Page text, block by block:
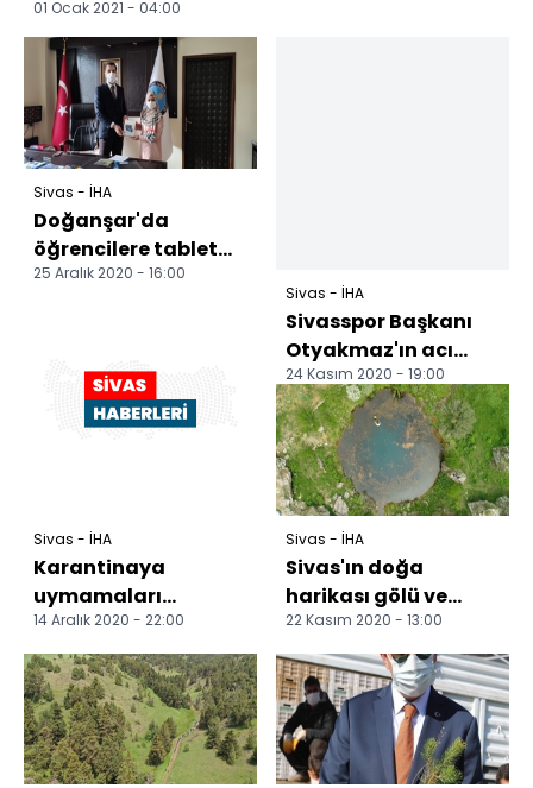
01 Ocak 2021 - 04:00
Sivas - İHA
Doğanşar'da
öğrencilere tablet
dağıtıldı Sivas'ın
25 Aralık 2020 - 16:00
Sivas - İHA
Karantinaya
uymamaları
pahalıya patladı
Sivas'ın Avcıçayı
köyünde karantina...
14 Aralık 2020 - 22:00
Sivas - İHA
Sivasspor Başkanı
Otyakmaz'ın acı
günü
24 Kasım 2020 - 19:00
Sivas - İHA
Sivas'ın doğa
harikası gölü ve
şelalesi tescillendi
Dipsiz Göl ve
Şelalesi...
22 Kasım 2020 - 13:00